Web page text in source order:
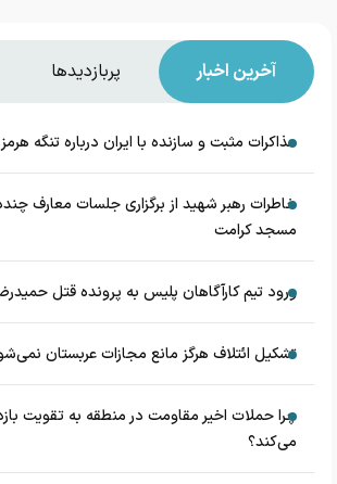
آخرین اخبار پربازدیدها
مذاکرات مثبت و سازنده با ایران درباره تنگه
خاطرات رهبر شهید از برگزاری جلسات معارف
مسجد کرامت
ورود تیم کارآگاهان پلیس به پرونده قتل
تشکیل ائتلاف هرگز مانع مجازات عربستان
چرا حملات اخیر مقاومت در منطقه به تقویت
می‌کند؟